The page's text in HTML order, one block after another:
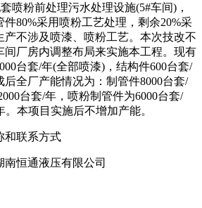
喷粉前处理污水处理设施(5#车间)，
80%采用喷粉工艺处理，剩余20%采
产不涉及喷漆、喷粉工艺。本次技改不
间厂房内调整布局来实施本工程。现有
台套/年(全部喷漆)，结构件600台套/
全厂产能情况为：制管件8000台套/
台套/年，喷粉制管件为6000台套/
本项目实施后不增加产能。
联系方式
恒通液压有限公司